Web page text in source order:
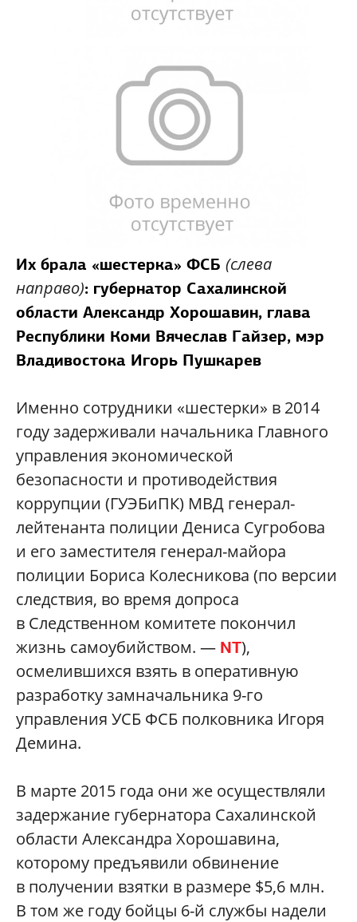
Их брала «шестерка» ФСБ (слева
направо): губернатор Сахалинской
области Александр Хорошавин, глава
Республики Коми Вячеслав Гайзер, мэр
Владивостока Игорь Пушкарев
Именно сотрудники «шестерки» в 2014
году задерживали начальника Главного
управления экономической
безопасности и противодействия
коррупции (ГУЭБиПК) МВД генерал-
лейтенанта полиции Дениса Сугробова
и его заместителя генерал-майора
полиции Бориса Колесникова (по версии
следствия, во время допроса
в Следственном комитете покончил
жизнь самоубийством. — NT),
осмелившихся взять в оперативную
разработку замначальника 9-го
управления УСБ ФСБ полковника Игоря
Демина.
В марте 2015 года они же осуществляли
задержание губернатора Сахалинской
области Александра Хорошавина,
которому предъявили обвинение
в получении взятки в размере $5,6 млн.
В том же году бойцы 6-й службы надели